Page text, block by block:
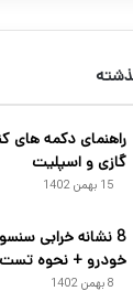
راهنمای دکمه های
گازی و اسپلیت
15 بهمن 1402
8 نشانه خرابی
خودرو + نحوه
8 بهمن 1402